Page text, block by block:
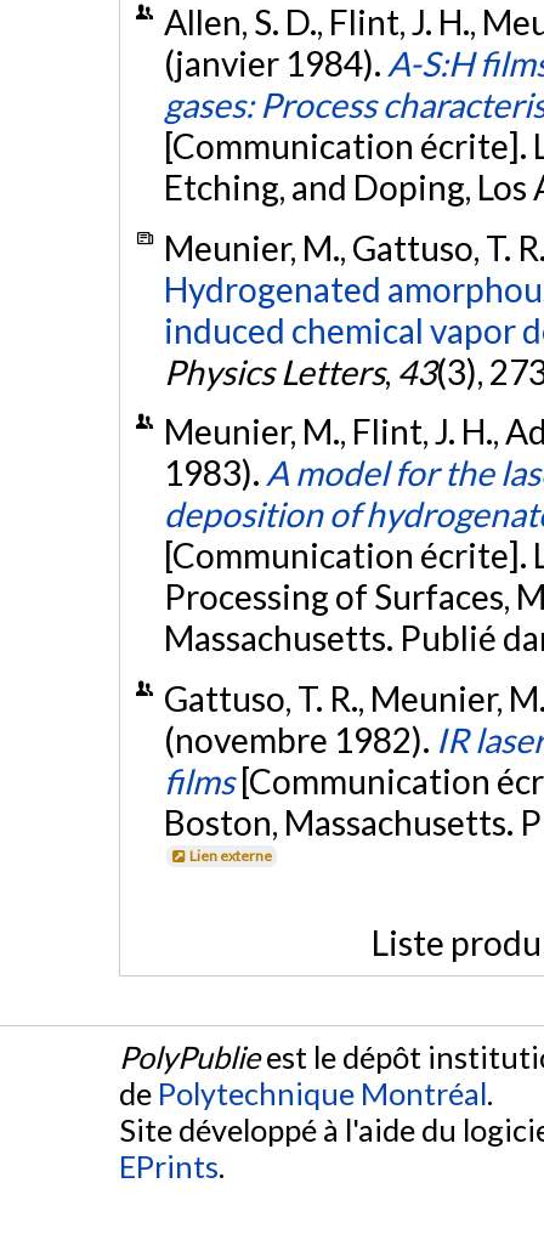
Allen, S. D., Flint, J. H.,
(janvier 1984). A-S:H
gases: Process
[Communication écrite].
Etching, and Doping, Los
Meunier, M., Gattuso, T.
Hydrogenated
induced chemical vapor
Physics Letters, 43(3),
Meunier, M., Flint, J. H.,
1983). A model for the
deposition of
[Communication écrite].
Processing of Surfaces,
Massachusetts. Publié
Gattuso, T. R., Meunier,
(novembre 1982). IR
films [Communication
Boston, Massachusetts.
Lien externe
Liste
PolyPublieest le dépôt
de Polytechnique Montréal.
Site développé à l'aide du
EPrints.